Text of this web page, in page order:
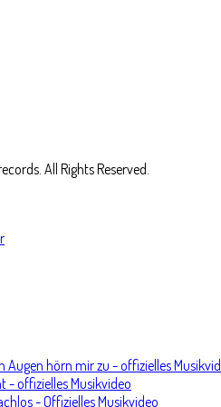
All Rights Reserved.
Augen hörn mir zu - offizielles
- offizielles Musikvideo
- Offizielles Musikvideo